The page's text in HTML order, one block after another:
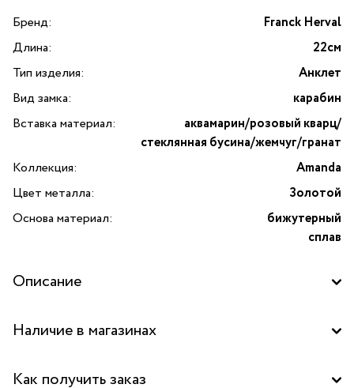
Бренд:
Franck Herval
Длина:
22см
Тип изделия:
Анклет
Вид замка:
карабин
Вставка материал:
аквамарин/розовый кварц/
стеклянная бусина/жемчуг/гранат
Коллекция:
Amanda
Цвет металла:
Золотой
Основа материал:
бижутерный
сплав
Описание
с анклетом Amanda от французского бренда Franck
гармоничное сочетание натуральных камней и стеклянных
Наличие в магазинах
Бутик "La Nature" в ТРК "Щука", Москва
Как получить заказ